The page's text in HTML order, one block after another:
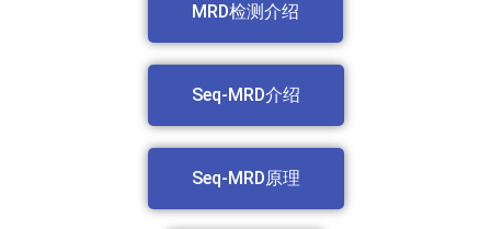
MRD检测介绍
Seq-MRD介绍
Seq-MRD原理